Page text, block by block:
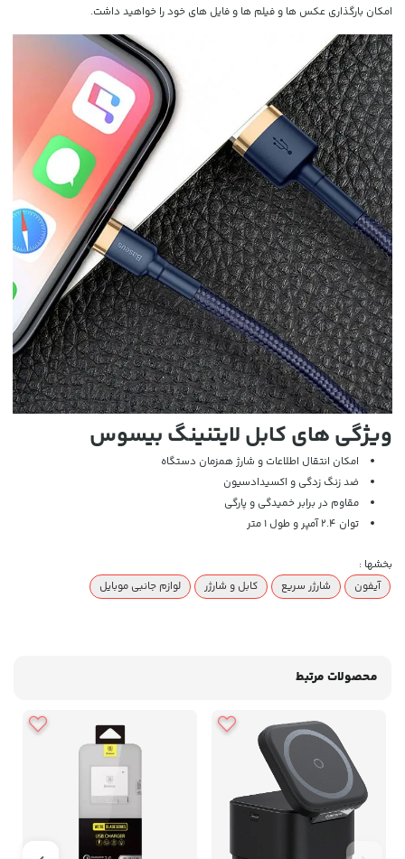
امکان بارگذاری عکس ها و فیلم ها و فایل های خود را خواهید داشت.
ویژگی های کابل لایتنینگ بیسوس
امکان انتقال اطلاعات و شارژ همزمان دستگاه
ضد زنگ زدگی و اکسیدادسیون
مقاوم در برابر خمیدگی و پارگی
توان 2.4 آمپر و طول 1 متر
بخشها :
آیفون
شارژر سریع کابل و شارژر لوازم جانبی موبایل
محصولات مرتبط